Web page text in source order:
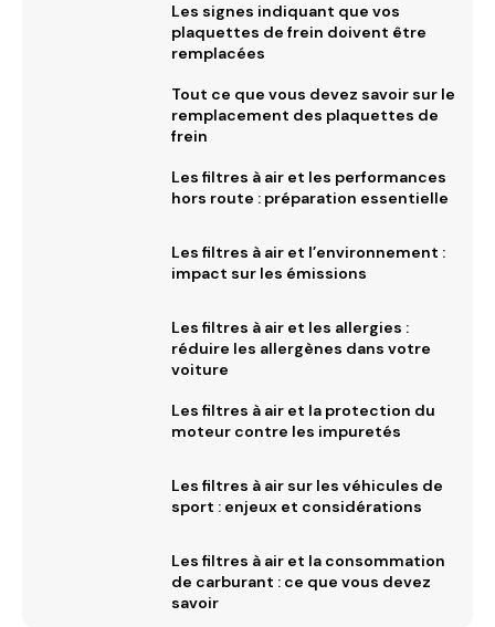
Les signes indiquant que vos
plaquettes de frein doivent être
remplacées
Tout ce que vous devez savoir sur le
remplacement des plaquettes de
frein
Les filtres à air et les performances
hors route : préparation essentielle
Les filtres à air et l’environnement :
impact sur les émissions
Les filtres à air et les allergies :
réduire les allergènes dans votre
voiture
Les filtres à air et la protection du
moteur contre les impuretés
Les filtres à air sur les véhicules de
sport : enjeux et considérations
Les filtres à air et la consommation
de carburant : ce que vous devez
savoir